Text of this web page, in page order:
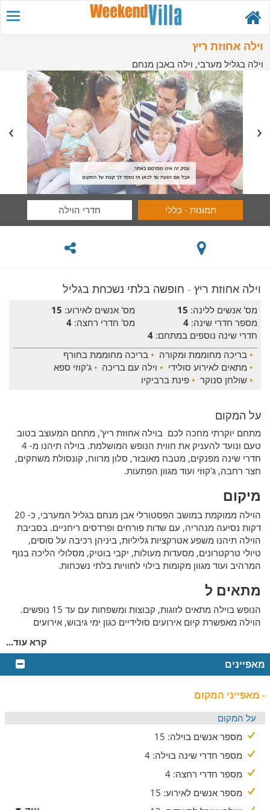
וילה אחוזת ריץ
וילה בגליל מערבי, וילה באבן מנחם
תמונות - כללי חדרי הוילה
וילה אחוזת ריץ - חופשה בלתי נשכחת בגליל
מס' אנשים ללינה: 15 מס' אנשים לאירוע: 15
מספר חדרי שינה: 4 מס' חדרי רחצה: 4
חדרי שינה נוספים במתחם: 4
• בריכה מחוממת ומקורה • בריכה מחוממת בחורף
• מתאים לאירוע סולידי • וילה עם בריכה • ג'קוזי ספא
• שולחן סנוקר • פינת ברביקיו
על המקום
מתחם יוקרתי מחכה לכם בוילה אחוזת ריץ', מתחם המעוצב בטוב
טעם ונועד להעניק את חווית הנופש המושלמת. בוילה תיהנו מ- 4
חדרי שינה מפנקים, מטבח מאובזר, סלון מרווח, קונסולת משחקים,
חצר רחבה, ג'קוזי ועוד מגוון הפתעות.
מיקום
הוילה ממוקמת במושב הפסטורלי אבן מנחם בגליל המערבי, כ- 20
דקות נסיעה מנהריה, עם שדות פורחים ופרדסים ריחניים. בסביבת
הוילה תיהנו משפע אטרקציות גליליות, ביניהן רכיבה על סוסים,
טיולי טרקטרונים, מסעדות מעולות, יקבי בוטיק, מסלולי הליכה בנוף
המרהיב ועוד מגוון מקומות בילוי לחוויות בלתי נשכחות.
מתאים ל
הנופש בוילה מתאים לזוגות, קבוצות ומשפחות עם עד 15 נופשים.
הוילה מאפשרת קיום אירועים סולידיים כגון ימי גיבוש, אירועים
מתחם דומה, אף הוא עם 4 חדרים ואבזור מלא. ניתן להשכיר את
הוילה הנוספת במקרה הצורך, כאשר מדובר בקבוצות גדולות.
בחלל הפנימי של הוילה יהנו הנופשים מלובי רחב המעוצב בסגנון
מודרני נקי, כשהוא כולל מגוון הפתעות מבטיחות, כגון ספות ישיבה
גדולות ונוחות, שולחן סנוקר מקצועי, כדורגל שולחני לבילוי משותף,
טלוויזית פלזמה 65" אינץ' מחוברת למערכת קולנוע ביתית, לחווית
הצפייה המושלמת וקונסולת משחקים היוקרתית xbox.
החדרים בוילה
4 חדרי שינה מפנקים מחכים לכם בוילה, מעוצבים בטוב טעם
קרא עוד...
מאפיינים
- מאפייני המקום
על המקום
מספר אנשים בוילה: 15
מספר חדרי שינה בוילה: 4
מספר חדרי רחצה: 4
מספר אנשים לאירוע: 15